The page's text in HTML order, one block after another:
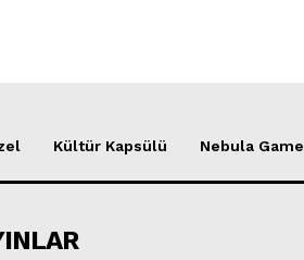
Kültür Kapsülü Nebula Game